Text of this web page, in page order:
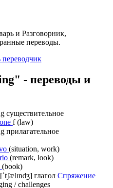
и Разговорник,
переводы.
- переводы и
существительное
f (law)
прилагательное
(situation, work)
(remark, look)
(book)
[ˈtʃælɪndʒ] глагол Спряжение
/ challenges